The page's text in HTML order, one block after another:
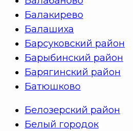
Балакирево
Балашиха
Барсуковский район
Барыбинский район
Барягинский район
Батюшково
Белозерский район
Белый городок